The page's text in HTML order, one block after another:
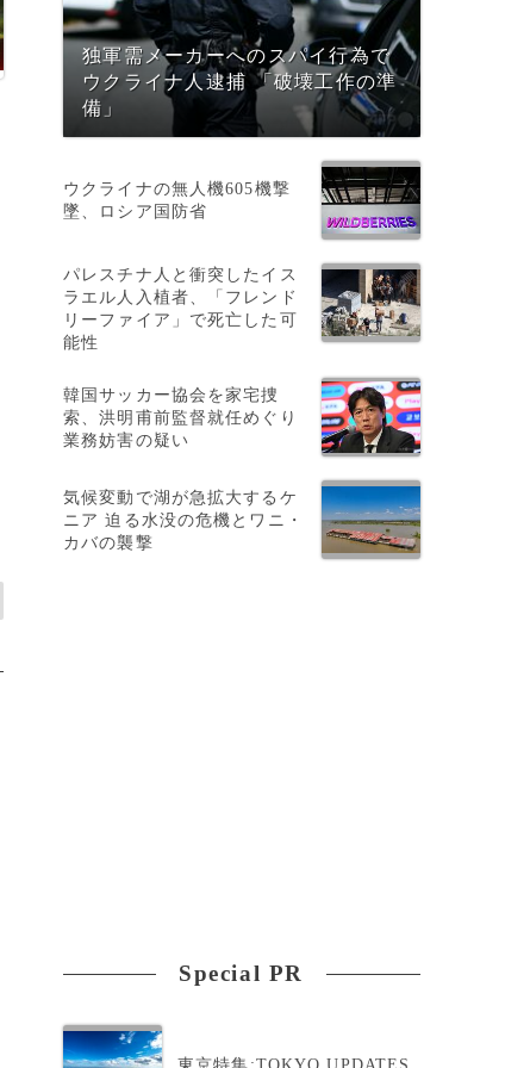
独軍需メーカーへのスパイ行為で
ウクライナ人逮捕 「破壊工作の準
備」
ウクライナの無人機605機撃
墜、ロシア国防省
パレスチナ人と衝突したイス
ラエル人入植者、「フレンド
リーファイア」で死亡した可
能性
韓国サッカー協会を家宅捜
索、洪明甫前監督就任めぐり
業務妨害の疑い
気候変動で湖が急拡大するケ
ニア 迫る水没の危機とワニ・
カバの襲撃
Special PR
東京特集:TOKYO UPDATES